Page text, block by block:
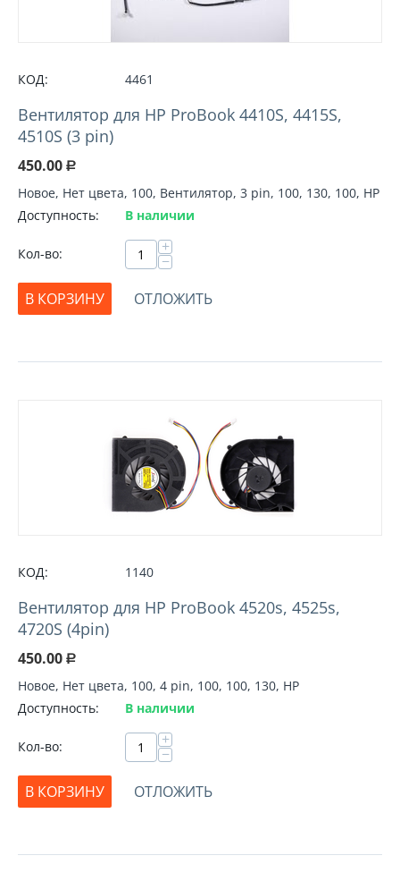
КОД: 4461
Вентилятор для HP ProBook 4410S, 4415S,
4510S (3 pin)
450.00 Р
Новое, Нет цвета, 100, Вентилятор, 3 pin, 100, 130, 100, HP
Доступность:
В наличии
Кол-во: +
−
В КОРЗИНУ
ОТЛОЖИТЬ
КОД: 1140
Вентилятор для HP ProBook 4520s, 4525s,
4720S (4pin)
450.00 Р
Новое, Нет цвета, 100, 4 pin, 100, 100, 130, HP
Доступность:
В наличии
Кол-во: +
−
В КОРЗИНУ
ОТЛОЖИТЬ